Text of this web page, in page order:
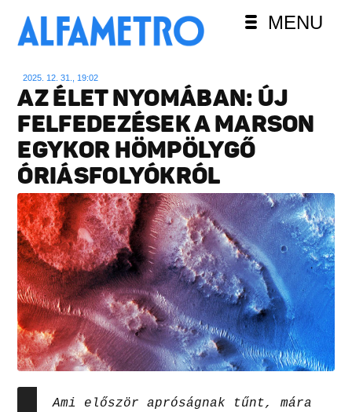
MENU
2025. 12. 31., 19:02
AZ ÉLET NYOMÁBAN: ÚJ
FELFEDEZÉSEK A MARSON
EGYKOR HÖMPÖLYGŐ
ÓRIÁSFOLYÓKRÓL
Ami először apróságnak tűnt, mára